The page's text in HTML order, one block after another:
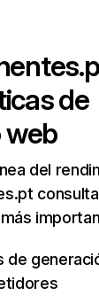
de
del
de